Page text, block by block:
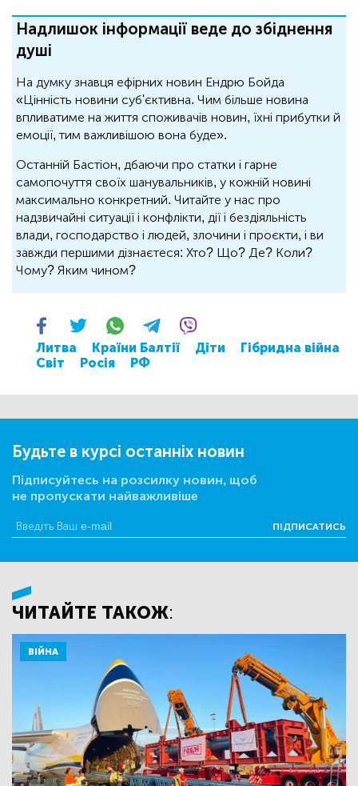
Надлишок інформації веде до збіднення
душі
На думку знавця ефірних новин Ендрю Бойда
«Цінність новини суб'єктивна. Чим більше новина
впливатиме на життя споживачів новин, їхні прибутки й
емоції, тим важливішою вона буде».
Останній Бастіон, дбаючи про статки і гарне
самопочуття своїх шанувальників, у кожній новині
максимально конкретний. Читайте у нас про
надзвичайні ситуації і конфлікти, дії і бездіяльність
влади, господарство і людей, злочини і проєкти, і ви
завжди першими дізнаєтеся: Хто? Що? Де? Коли?
Чому? Яким чином?
Литва Країни Балтії Діти
Гібридна війна
Світ
Росія РФ
Будьте в курсі останніх новин
Підписуйтесь на розсилку новин, щоб
не пропускати найважливіше
ПІДПИСАТИСЬ
ЧИТАЙТЕ ТАКОЖ:
ВІЙНА